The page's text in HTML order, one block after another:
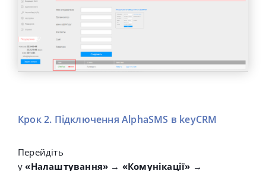
Крок 2. Підключення AlphaSMS в keyCRM
Перейдіть
у «Налаштування» → «Комунікації» →